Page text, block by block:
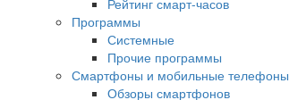
Рейтинг смарт-часов
Программы
Системные
Прочие программы
Смартфоны и мобильные телефоны
Обзоры смартфонов